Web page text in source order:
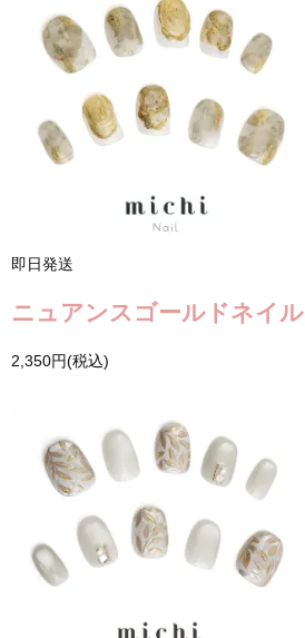
即日発送
ニュアンスゴールドネイル
2,350円(税込)